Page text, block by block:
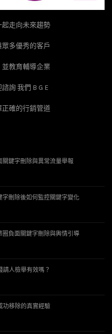
走向未來趨勢
多優秀的客戶
教育輔導企業
詢 我們 B G E
確的行銷管道
關鍵字刪除與異常流量舉報
刪除後如何監控關鍵字變化
負面關鍵字刪除與輿情引導
請人檢舉有效嗎？
功移除的真實經驗